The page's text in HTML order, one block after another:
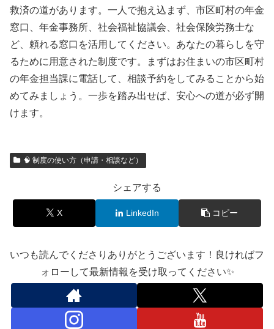
救済の道があります。一人で抱え込まず、市区町村の年金
窓口、年金事務所、社会福祉協議会、社会保険労務士な
ど、頼れる窓口を活用してください。あなたの暮らしを守
るために用意された制度です。まずはお住まいの市区町村
の年金担当課に電話して、相談予約をしてみることから始
めてみましょう。一歩を踏み出せば、安心への道が必ず開
けます。
🧠 制度の使い方（申請・相談など）
シェアする
X LinkedIn コピー
いつも読んでくださりありがとうございます！良ければフ
ォローして最新情報を受け取ってください✨